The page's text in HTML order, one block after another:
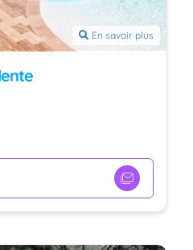
En savoir plus